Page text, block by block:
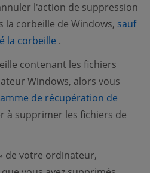
l'action de suppression
la corbeille de Windows, sauf
la corbeille (opens new window)
.
contenant les fichiers
Windows, alors vous
de récupération de
à supprimer les fichiers de
de votre ordinateur,